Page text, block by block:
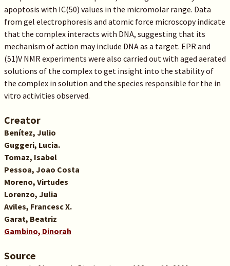
apoptosis with IC(50) values in the micromolar range. Data
from gel electrophoresis and atomic force microscopy indicate
that the complex interacts with DNA, suggesting that its
mechanism of action may include DNA as a target. EPR and
(51)V NMR experiments were also carried out with aged aerated
solutions of the complex to get insight into the stability of
the complex in solution and the species responsible for the in
vitro activities observed.
Creator
Benítez, Julio
Guggeri, Lucia.
Tomaz, Isabel
Pessoa, Joao Costa
Moreno, Virtudes
Lorenzo, Julia
Aviles, Francesc X.
Garat, Beatriz
Gambino, Dinorah
Source